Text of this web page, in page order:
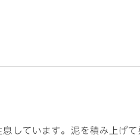
しています。泥を積み上げ